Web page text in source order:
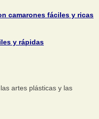
camarones fáciles y ricas
y rápidas
artes plásticas y las